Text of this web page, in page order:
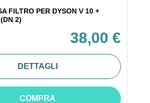
FILTRO PER DYSON V 10 +
2)
38,00 €
DETTAGLI
COMPRA